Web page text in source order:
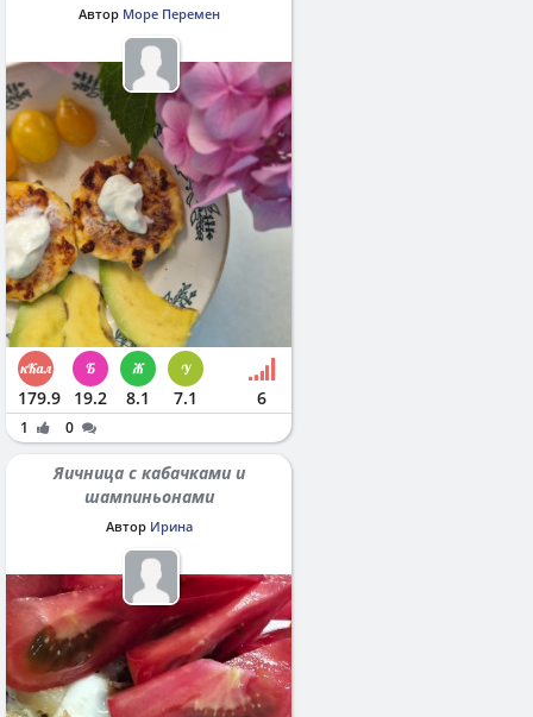
Автор Море Перемен
179.9 19.2 8.1 7.1 6
1 0
Яичница с кабачками и
шампиньонами
Автор Ирина